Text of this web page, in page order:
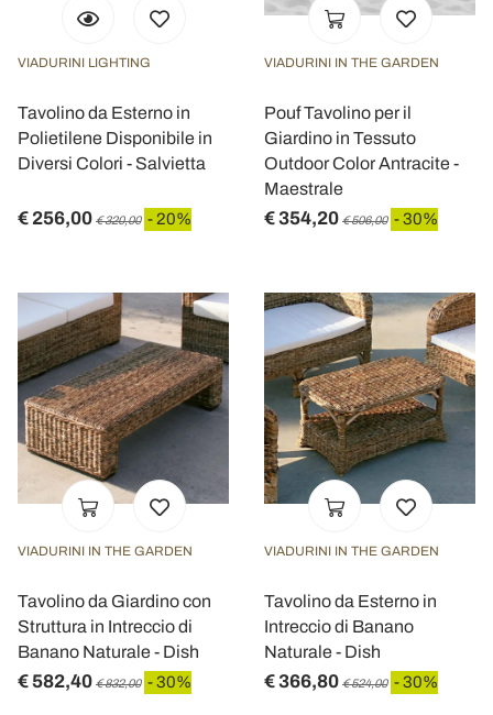
VIADURINI LIGHTING
Tavolino da Esterno in
Polietilene Disponibile in
Diversi Colori - Salvietta
€ 256,00 € 320,00 - 20%
VIADURINI IN THE GARDEN
Pouf Tavolino per il
Giardino in Tessuto
Outdoor Color Antracite -
Maestrale
€ 354,20 € 506,00 - 30%
VIADURINI IN THE GARDEN
Tavolino da Giardino con
Struttura in Intreccio di
Banano Naturale - Dish
€ 582,40 € 832,00 - 30%
VIADURINI IN THE GARDEN
Tavolino da Esterno in
Intreccio di Banano
Naturale - Dish
€ 366,80 € 524,00 - 30%